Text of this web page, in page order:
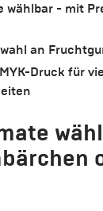
wählbar - mit
an
Druck für